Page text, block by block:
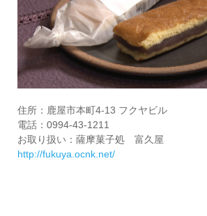
住所：鹿屋市本町4-13 フクヤビル
電話：0994-43-1211
お取り扱い：薩摩菓子処 富久屋
http://fukuya.ocnk.net/